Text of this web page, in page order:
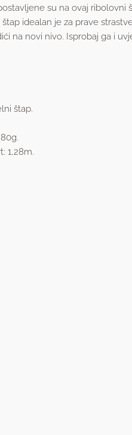
su na ovaj ribolovni
idealan je za prave
na novi nivo. Isprobaj ga i
štap.
1,28m.